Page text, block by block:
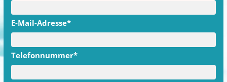
E-Mail-Adresse*
Telefonnummer*